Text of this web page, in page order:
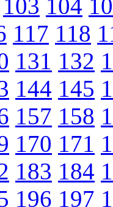
103 104
117 118
131 132
144 145
157 158
170 171
183 184
196 197